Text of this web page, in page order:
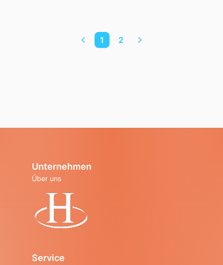
1 2
Unternehmen
Über uns
Service